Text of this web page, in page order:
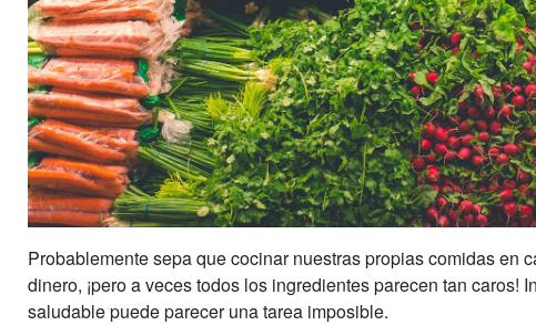
Probablemente sepa que cocinar nuestras propias comidas en
dinero, ¡pero a veces todos los ingredientes parecen tan caros!
saludable puede parecer una tarea imposible.